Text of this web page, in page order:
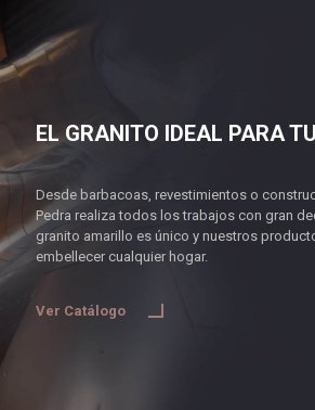
EL GRANITO IDEAL PARA
Desde barbacoas, revestimientos o
Pedra realiza todos los trabajos con gran
granito amarillo es único y nuestros
embellecer cualquier hogar.
Ver Catálogo